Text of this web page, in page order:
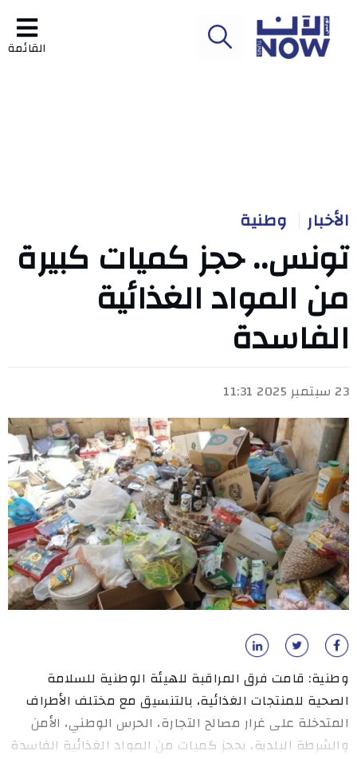
القائمة
الأخبار وطنية
تونس.. حجز كميات كبيرة
من المواد الغذائية
الفاسدة
23 سبتمبر 2025 11:31
وطنية: قامت فرق المراقبة للهيئة الوطنية للسلامة
الصحية للمنتجات الغذائية، بالتنسيق مع مختلف الأطراف
المتدخلة على غرار مصالح التجارة، الحرس الوطني، الأمن
والشرطة البلدية، بحجز كميات من المواد الغذائية الفاسدة